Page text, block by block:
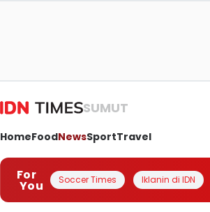
SUMUT
HomeFoodNewsSportTravel
For
You Soccer Times Iklanin di IDN